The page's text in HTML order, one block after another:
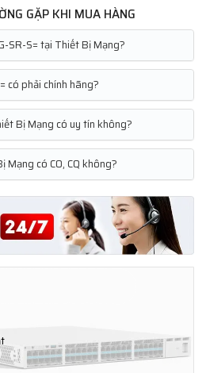
GẶP KHI MUA HÀNG
SR-S= tại Thiết Bị Mạng?
có phải chính hãng?
Bị Mạng có uy tín không?
có CO, CQ không?